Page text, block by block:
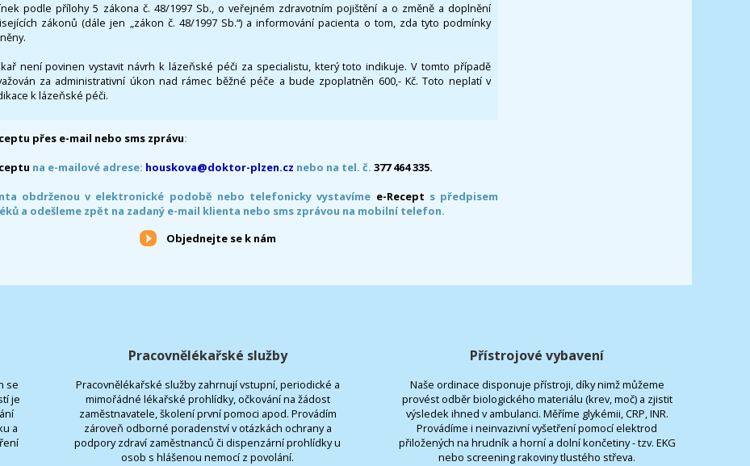
podle přílohy 5 zákona č. 48/1997 Sb., o veřejném zdravotním pojištění a o změně a doplnění
zákonů (dále jen „zákon č. 48/1997 Sb.“) a informování pacienta o tom, zda tyto podmínky
není povinen vystavit návrh k lázeňské péči za specialistu, který toto indikuje. V tomto případě
za administrativní úkon nad rámec běžné péče a bude zpoplatněn 600,- Kč. Toto neplatí v
k lázeňské péči.
přes e-mail nebo sms zprávu:
na e-mailové adrese: houskova@doktor-plzen.cz nebo na tel. č. 377 464 335.
obdrženou v elektronické podobě nebo telefonicky vystavíme e-Recept s předpisem
a odešleme zpět na zadaný e-mail klienta nebo sms zprávou na mobilní telefon.
Objednejte se k nám
se
je
a
Pracovnělékařské služby
Pracovnělékařské služby zahrnují vstupní, periodické a
mimořádné lékařské prohlídky, očkování na žádost
zaměstnavatele, školení první pomoci apod. Provádím
zároveň odborné poradenství v otázkách ochrany a
podpory zdraví zaměstnanců či dispenzární prohlídky u
osob s hlášenou nemocí z povolání.
Přístrojové vybavení
Naše ordinace disponuje přístroji, díky nimž můžeme
provést odběr biologického materiálu (krev, moč) a zjistit
výsledek ihned v ambulanci. Měříme glykémii, CRP, INR.
Provádíme i neinvazivní vyšetření pomocí elektrod
přiložených na hrudník a horní a dolní končetiny - tzv. EKG
nebo screening rakoviny tlustého střeva.